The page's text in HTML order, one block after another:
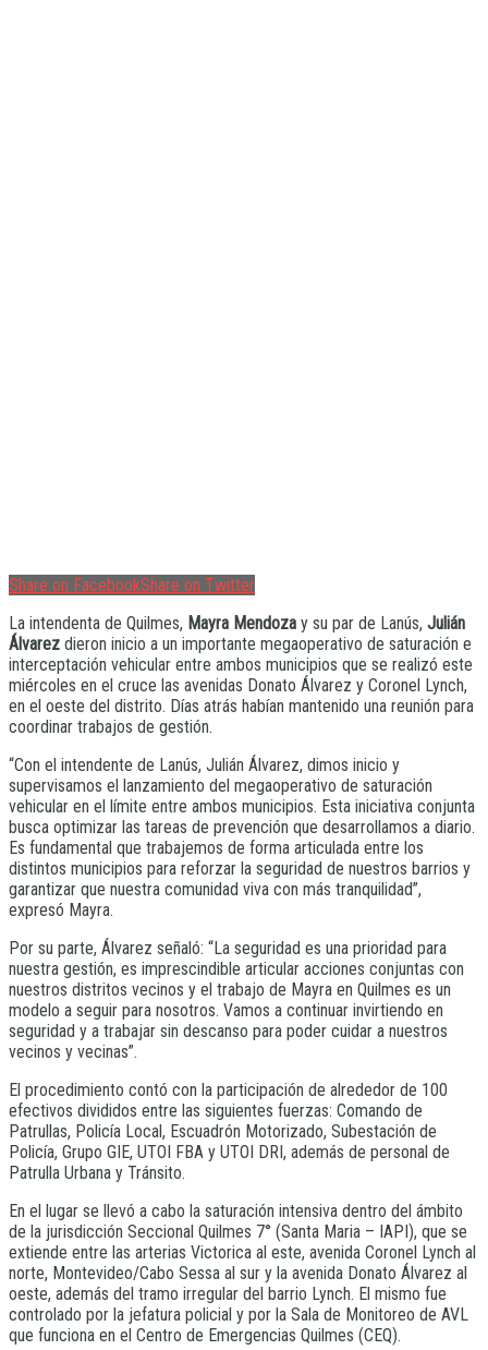
Share on FacebookShare on Twitter
La intendenta de Quilmes, Mayra Mendoza y su par de Lanús, Julián
Álvarez dieron inicio a un importante megaoperativo de saturación e
interceptación vehicular entre ambos municipios que se realizó este
miércoles en el cruce las avenidas Donato Álvarez y Coronel Lynch,
en el oeste del distrito. Días atrás habían mantenido una reunión para
coordinar trabajos de gestión.
“Con el intendente de Lanús, Julián Álvarez, dimos inicio y
supervisamos el lanzamiento del megaoperativo de saturación
vehicular en el límite entre ambos municipios. Esta iniciativa conjunta
busca optimizar las tareas de prevención que desarrollamos a diario.
Es fundamental que trabajemos de forma articulada entre los
distintos municipios para reforzar la seguridad de nuestros barrios y
garantizar que nuestra comunidad viva con más tranquilidad”,
expresó Mayra.
Por su parte, Álvarez señaló: “La seguridad es una prioridad para
nuestra gestión, es imprescindible articular acciones conjuntas con
nuestros distritos vecinos y el trabajo de Mayra en Quilmes es un
modelo a seguir para nosotros. Vamos a continuar invirtiendo en
seguridad y a trabajar sin descanso para poder cuidar a nuestros
vecinos y vecinas”.
El procedimiento contó con la participación de alrededor de 100
efectivos divididos entre las siguientes fuerzas: Comando de
Patrullas, Policía Local, Escuadrón Motorizado, Subestación de
Policía, Grupo GIE, UTOI FBA y UTOI DRI, además de personal de
Patrulla Urbana y Tránsito.
En el lugar se llevó a cabo la saturación intensiva dentro del ámbito
de la jurisdicción Seccional Quilmes 7° (Santa Maria – IAPI), que se
extiende entre las arterias Victorica al este, avenida Coronel Lynch al
norte, Montevideo/Cabo Sessa al sur y la avenida Donato Álvarez al
oeste, además del tramo irregular del barrio Lynch. El mismo fue
controlado por la jefatura policial y por la Sala de Monitoreo de AVL
que funciona en el Centro de Emergencias Quilmes (CEQ).